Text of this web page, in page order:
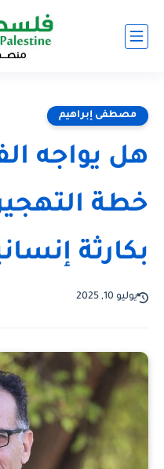
مصطفى إبراهيم
هل يواجه
خطة
بكارثة
يوليو 10, 2025